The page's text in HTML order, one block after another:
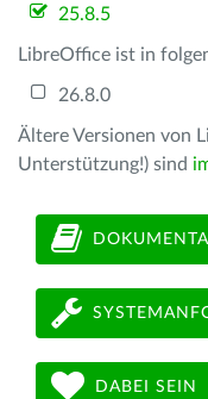
25.8.5
LibreOffice ist in
26.8.0
Ältere Versionen von
Unterstützung!) sind
DABEI SEIN